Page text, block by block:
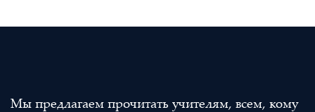
Мы предлагаем прочитать учителям, всем, кому